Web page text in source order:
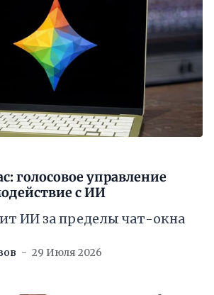
голосовое управление
с ИИ
ИИ за пределы чат-окна
29 Июля 2026